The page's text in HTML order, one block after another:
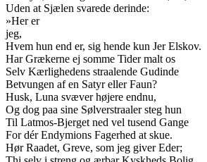
Uden at Sjælen svarede derinde:
»Her er
jeg,
Hvem hun end er, sig hende kun Jer Elskov.
Har Grækerne ej somme Tider malt os
Selv Kærlighedens straalende Gudinde
Betvungen af en Satyr eller Faun?
Husk, Luna svæver højere endnu,
Og dog paa sine Sølverstraaler steg hun
Til Latmos-Bjerget ned vel tusend Gange
For dér Endymions Fagerhed at skue.
Hør Raadet, Greve, som jeg giver Eder;